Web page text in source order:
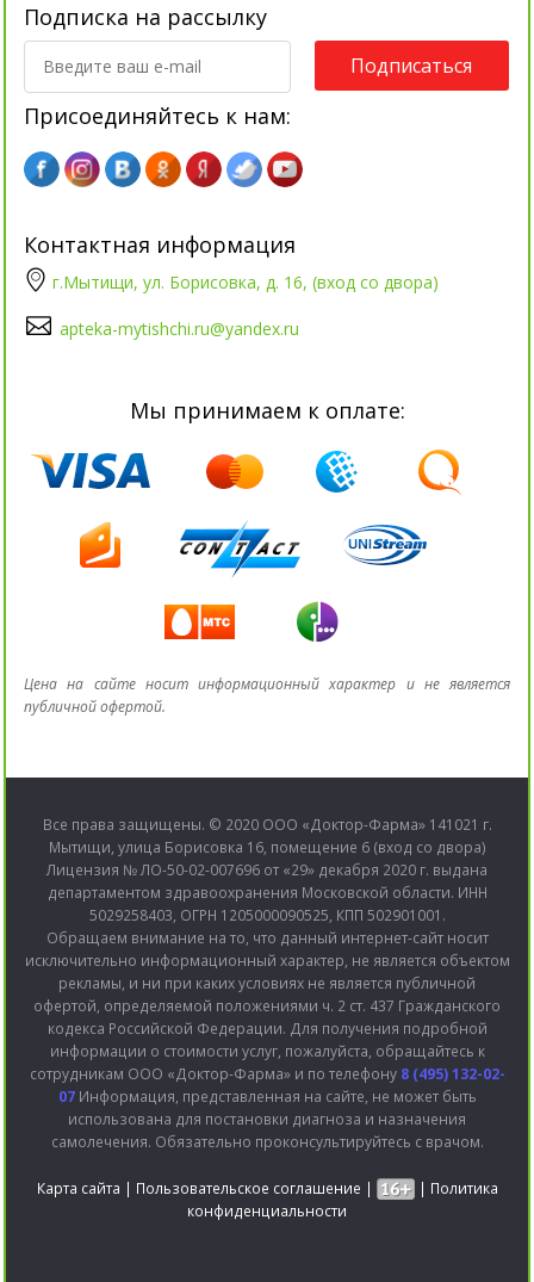
Подписка на рассылку
Подписаться
Присоединяйтесь к нам:
Контактная информация
г.Мытищи, ул. Борисовка, д. 16, (вход со двора)
apteka-mytishchi.ru@yandex.ru
Мы принимаем к оплате:
Цена на сайте носит информационный характер и не является
публичной офертой.
Все права защищены. © 2020 ООО «Доктор-Фарма» 141021 г.
Мытищи, улица Борисовка 16, помещение 6 (вход со двора)
Лицензия № ЛО-50-02-007696 от «29» декабря 2020 г. выдана
департаментом здравоохранения Московской области. ИНН
5029258403, ОГРН 1205000090525, КПП 502901001.
Обращаем внимание на то, что данный интернет-сайт носит
исключительно информационный характер, не является объектом
рекламы, и ни при каких условиях не является публичной
офертой, определяемой положениями ч. 2 ст. 437 Гражданского
кодекса Российской Федерации. Для получения подробной
информации о стоимости услуг, пожалуйста, обращайтесь к
сотрудникам ООО «Доктор-Фарма» и по телефону 8 (495) 132-02-
07Информация, представленная на сайте, не может быть
использована для постановки диагноза и назначения
самолечения. Обязательно проконсультируйтесь с врачом.
Карта сайта | Пользовательское соглашение | | Политика
конфиденциальности